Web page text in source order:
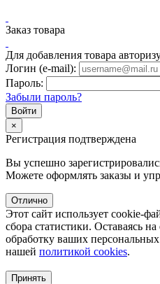
Заказ товара
Для добавления товара
Логин (e-mail):
Пароль:
Забыли пароль?
×
Регистрация подтверждена
Вы успешно
Можете оформлять заказы и
Отлично
Этот сайт использует cookie-
сбора статистики. Оставаясь
обработку ваших
нашей политикой cookies.
Принять